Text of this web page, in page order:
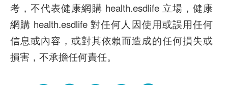
考，不代表健康網購 health.esdlife 立場，健康
網購 health.esdlife 對任何人因使用或誤用任何
信息或內容，或對其依賴而造成的任何損失或
損害，不承擔任何責任。